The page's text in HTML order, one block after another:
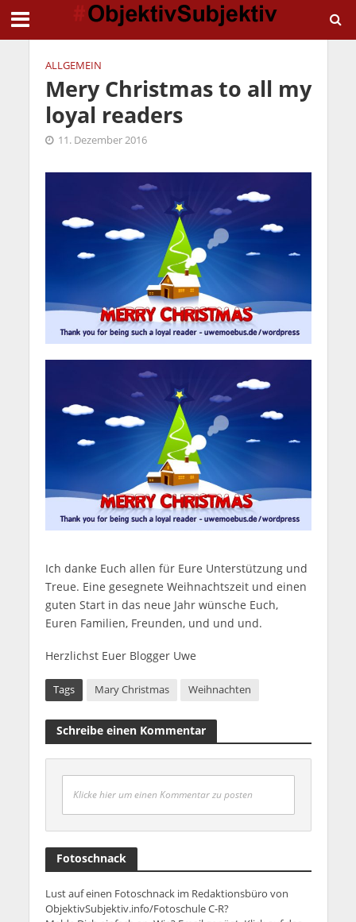
ALLGEMEIN
Mery Christmas to all my
loyal readers
11. Dezember 2016
Ich danke Euch allen für Eure Unterstützung und
Treue. Eine gesegnete Weihnachtszeit und einen
guten Start in das neue Jahr wünsche Euch,
Euren Familien, Freunden, und und und.
Herzlichst Euer Blogger Uwe
Tags Mary Christmas Weihnachten
Schreibe einen Kommentar
Klicke hier um einen Kommentar zu posten
Fotoschnack
Lust auf einen Fotoschnack im Redaktionsbüro von
ObjektivSubjektiv.info/Fotoschule C-R?